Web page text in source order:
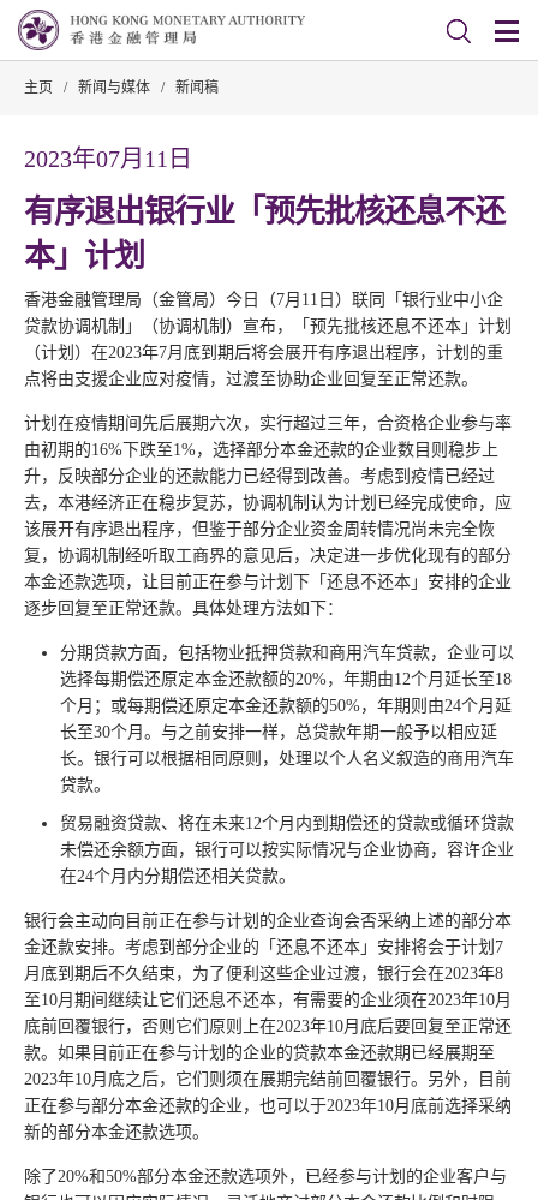
主页 / 新闻与媒体 / 新闻稿
2023年07月11日
有序退出银行业「预先批核还息不还
本」计划
香港金融管理局（金管局）今日（7月11日）联同「银行业中小企
贷款协调机制」（协调机制）宣布，「预先批核还息不还本」计划
（计划）在2023年7月底到期后将会展开有序退出程序，计划的重
点将由支援企业应对疫情，过渡至协助企业回复至正常还款。
计划在疫情期间先后展期六次，实行超过三年，合资格企业参与率
由初期的16%下跌至1%，选择部分本金还款的企业数目则稳步上
升，反映部分企业的还款能力已经得到改善。考虑到疫情已经过
去，本港经济正在稳步复苏，协调机制认为计划已经完成使命，应
该展开有序退出程序，但鉴于部分企业资金周转情况尚未完全恢
复，协调机制经听取工商界的意见后，决定进一步优化现有的部分
本金还款选项，让目前正在参与计划下「还息不还本」安排的企业
逐步回复至正常还款。具体处理方法如下：
分期贷款方面，包括物业抵押贷款和商用汽车贷款，企业可以
选择每期偿还原定本金还款额的20%，年期由12个月延长至18
个月；或每期偿还原定本金还款额的50%，年期则由24个月延
长至30个月。与之前安排一样，总贷款年期一般予以相应延
长。银行可以根据相同原则，处理以个人名义叙造的商用汽车
贷款。
贸易融资贷款、将在未来12个月内到期偿还的贷款或循环贷款
未偿还余额方面，银行可以按实际情况与企业协商，容许企业
在24个月内分期偿还相关贷款。
银行会主动向目前正在参与计划的企业查询会否采纳上述的部分本
金还款安排。考虑到部分企业的「还息不还本」安排将会于计划7
月底到期后不久结束，为了便利这些企业过渡，银行会在2023年8
至10月期间继续让它们还息不还本，有需要的企业须在2023年10月
底前回覆银行，否则它们原则上在2023年10月底后要回复至正常还
款。如果目前正在参与计划的企业的贷款本金还款期已经展期至
2023年10月底之后，它们则须在展期完结前回覆银行。另外，目前
正在参与部分本金还款的企业，也可以于2023年10月底前选择采纳
新的部分本金还款选项。
除了20%和50%部分本金还款选项外，已经参与计划的企业客户与